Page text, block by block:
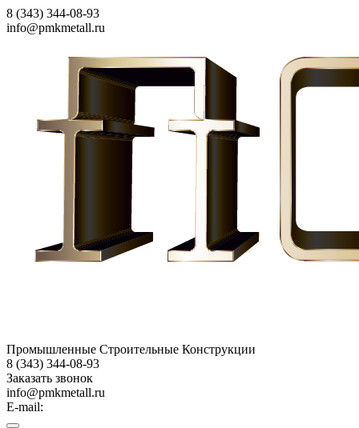
8 (343) 344-08-93
info@pmkmetall.ru
Промышленные Строительные Конструкции
8 (343) 344-08-93
Заказать звонок
info@pmkmetall.ru
E-mail: